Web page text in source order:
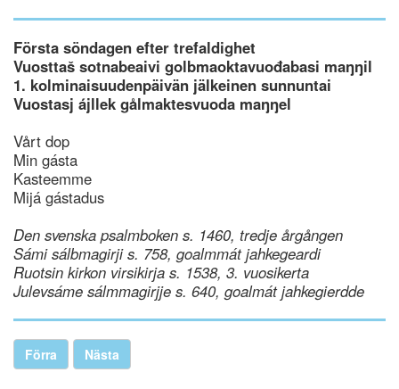
Första söndagen efter trefaldighet
Vuosttaš sotnabeaivi golbmaoktavuođabasi maŋŋil
1. kolminaisuudenpäivän jälkeinen sunnuntai
Vuostasj ájllek gålmaktesvuoda maŋŋel
Vårt dop
Min gásta
Kasteemme
Mijá gástadus
Den svenska psalmboken s. 1460, tredje årgången
Sámi sálbmagirji s. 758, goalmmát jahkegeardi
Ruotsin kirkon virsikirja s. 1538, 3. vuosikerta
Julevsáme sálmmagirjje s. 640, goalmát jahkegierdde
Förra Nästa